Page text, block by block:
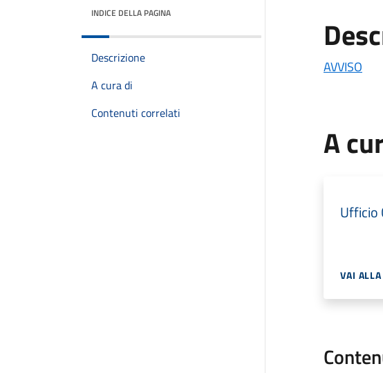
INDICE DELLA PAGINA
Descrizione
A cura di
Contenuti correlati
AVVISO
A
Ufficio
VAI